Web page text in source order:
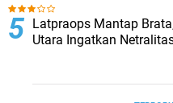
Latpraops Mantap
Utara Ingatkan